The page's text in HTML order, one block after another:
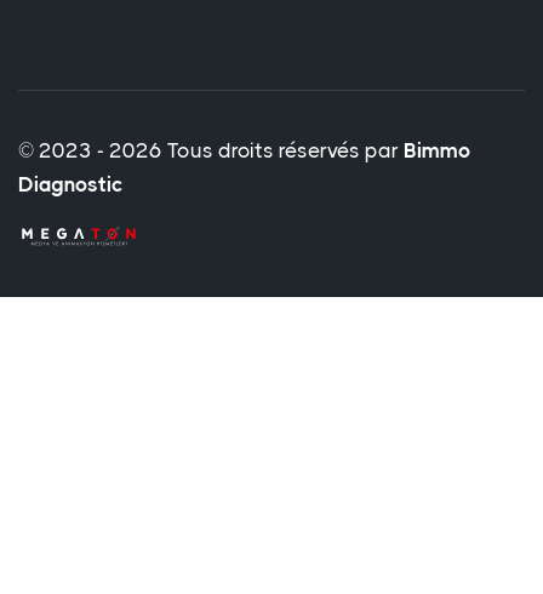
© 2023 - 2026 Tous droits réservés par Bimmo
Diagnostic